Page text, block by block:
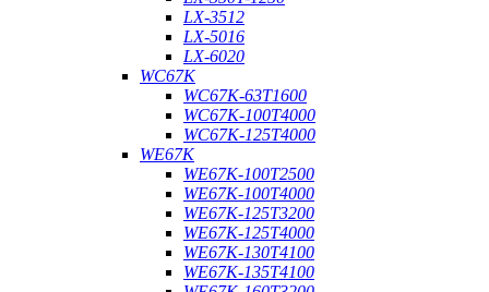
LX-3512
LX-5016
LX-6020
WC67K
WC67K-63T1600
WC67K-100T4000
WC67K-125T4000
WE67K
WE67K-100T2500
WE67K-100T4000
WE67K-125T3200
WE67K-125T4000
WE67K-130T4100
WE67K-135T4100